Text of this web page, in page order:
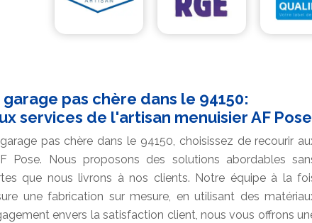
pas chère dans le 94150:
services de l'artisan menuisier AF Pose
pas chère dans le 94150, choisissez de recourir
Pose. Nous proposons des solutions abordables
que nous livrons à nos clients. Notre équipe à la
une fabrication sur mesure, en utilisant des
envers la satisfaction client, nous vous offrons